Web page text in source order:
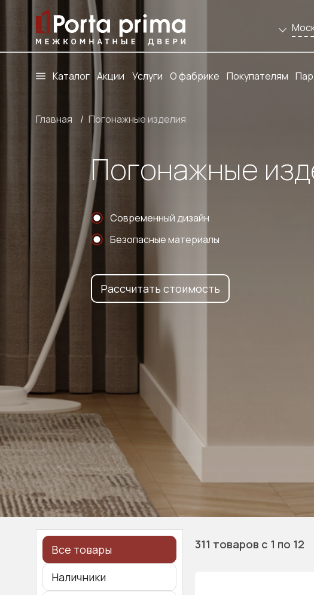
Каталог Акции Услуги О фабрике Покупателям
Главная / Погонажные изделия
Погонажные
Современный дизайн
Безопасные материалы
Рассчитать стоимость
Все товары
Наличники
311 товаров с 1 по 12